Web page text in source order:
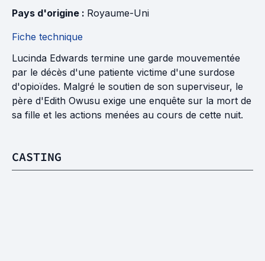
Pays d'origine : Royaume-Uni
Fiche technique
Lucinda Edwards termine une garde mouvementée
par le décès d'une patiente victime d'une surdose
d'opioïdes. Malgré le soutien de son superviseur, le
père d'Edith Owusu exige une enquête sur la mort de
sa fille et les actions menées au cours de cette nuit.
CASTING